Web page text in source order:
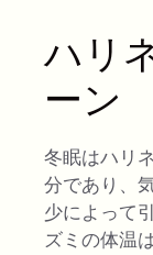
ハリ
ーン
冬眠はハリ
分であり、
少によって
ズミの体温